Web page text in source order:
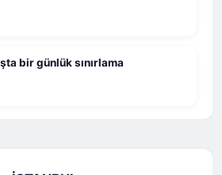
bir günlük sınırlama